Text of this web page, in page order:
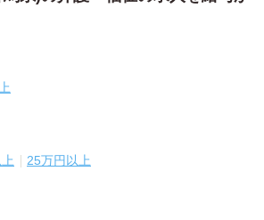
25万円以上